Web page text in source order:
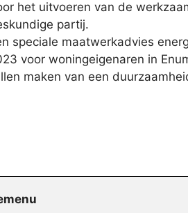
het uitvoeren van de
partij.
speciale maatwerkadvies
voor woningeigenaren in
maken van een